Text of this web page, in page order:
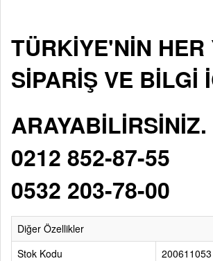
TÜRKİYE'NİN HER
SİPARİŞ VE BİLGİ
ARAYABİLİRSİNİZ.
0212 852-87-55
0532 203-78-00
Diğer Özellikler
Stok Kodu
200611053